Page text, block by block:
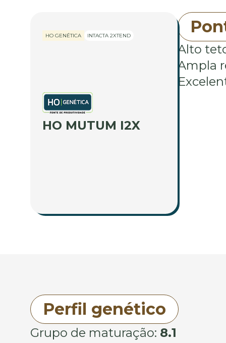
HO GENÉTICA INTACTA 2XTEND
HO MUTUM I2X
Alto
Ampla
Perfil genético
Grupo de maturação: 8.1